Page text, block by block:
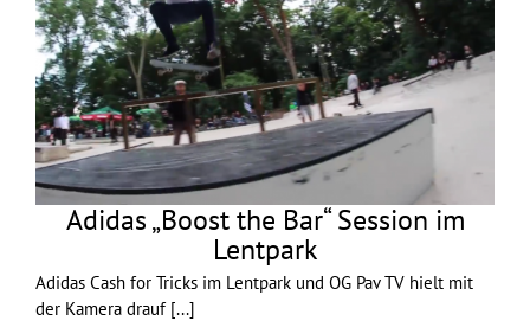
Adidas „Boost the Bar“ Session im
Lentpark
Adidas Cash for Tricks im Lentpark und OG Pav TV hielt mit
der Kamera drauf [...]